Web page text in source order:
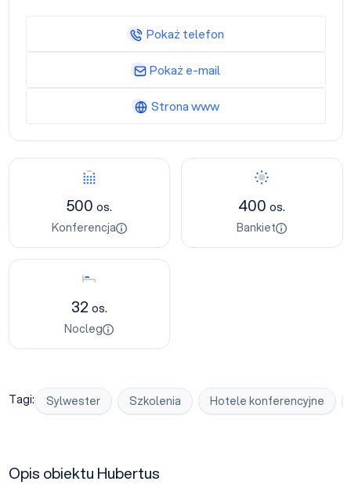
Konferencja
500 os.
Konferencja
Bankiet
400os.
Bankiet
Nocleg
32 os.
Nocleg
Tagi: Sylwester Szkolenia Hotele konferencyjne
Opis obiektu Hubertus
Pokaż telefon
Pokaż e-mail
Strona www